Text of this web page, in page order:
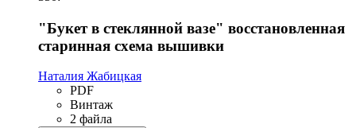
"Букет в стеклянной вазе" восстановленная
старинная схема вышивки
Наталия Жабицкая
PDF
Винтаж
2 файла